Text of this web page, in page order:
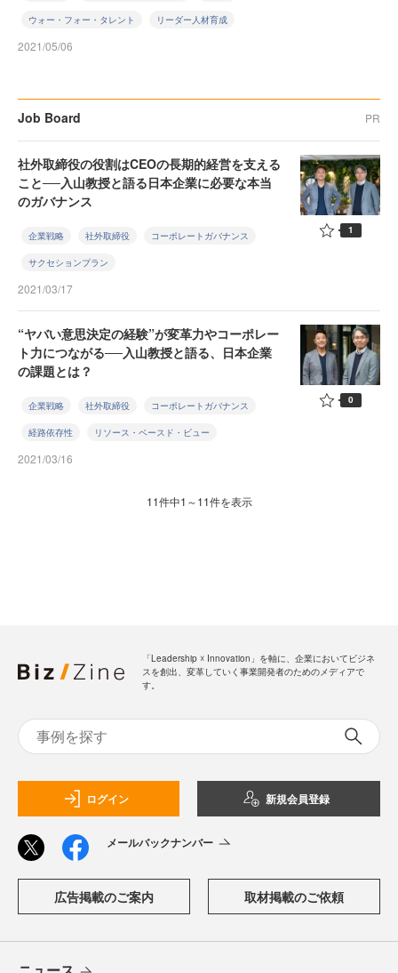
ウォー・フォー・タレント リーダー人材育成
2021/05/06
Job Board PR
社外取締役の役割はCEOの長期的経営を支える
こと──入山教授と語る日本企業に必要な本当
のガバナンス
企業戦略 社外取締役 コーポレートガバナンス
サクセションプラン
2021/03/17
1
“ヤバい意思決定の経験”が変革力やコーポレー
ト力につながる──入山教授と語る、日本企業
の課題とは？
企業戦略 社外取締役 コーポレートガバナンス
経路依存性 リソース・ベースド・ビュー
2021/03/16
0
11件中1～11件を表示
「Leadership ☓ Innovation」を軸に、企業においてビジネ
スを創出、変革していく事業開発者のためのメディアで
す。
ログイン 新規会員登録
メールバックナンバー
広告掲載のご案内 取材掲載のご依頼